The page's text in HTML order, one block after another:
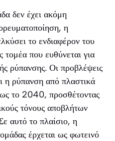
δεν έχει ακόμη
η
το ενδιαφέρον του
που ευθύνεται για
ρύπανσης. Οι προβλέψεις
η ρύπανση από πλαστικά
το 2040, προσθέτοντας
τόνους αποβλήτων
αυτό το πλαίσιο, η
έρχεται ως φωτεινό